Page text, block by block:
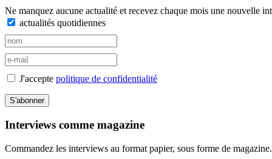
Ne manquez aucune actualité et recevez chaque mois une nouvelle
actualités quotidiennes
J'accepte politique de confidentialité
S'abonner
Interviews comme magazine
Commandez les interviews au format papier, sous forme de magazine.